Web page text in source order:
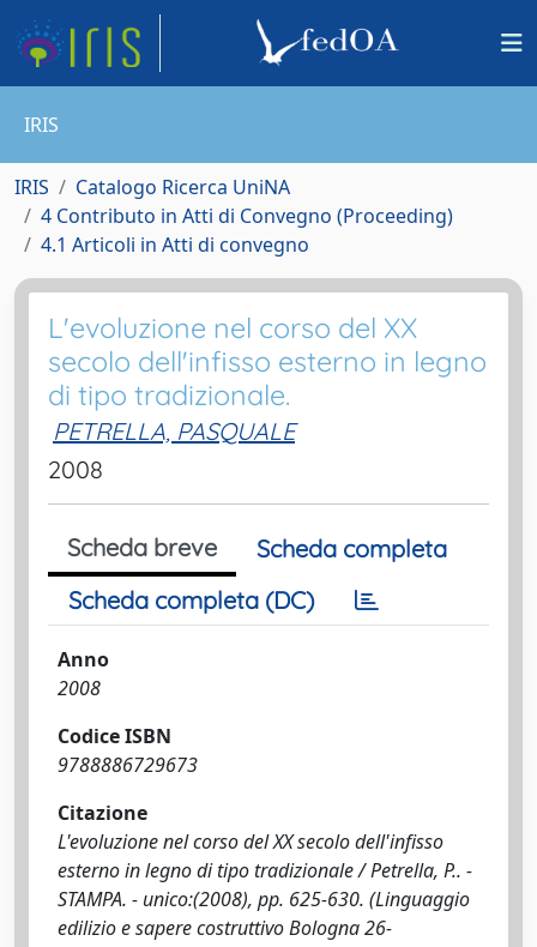
IRIS
IRIS
Catalogo Ricerca UniNA
4 Contributo in Atti di Convegno (Proceeding)
4.1 Articoli in Atti di convegno
L'evoluzione nel corso del XX
secolo dell'infisso esterno in legno
di tipo tradizionale.
PETRELLA, PASQUALE
2008
Scheda breve
Scheda completa
Scheda completa (DC)
Anno
2008
Codice ISBN
9788886729673
Citazione
L'evoluzione nel corso del XX secolo dell'infisso
esterno in legno di tipo tradizionale / Petrella, P.. -
STAMPA. - unico:(2008), pp. 625-630. (Linguaggio
edilizio e sapere costruttivo Bologna 26-